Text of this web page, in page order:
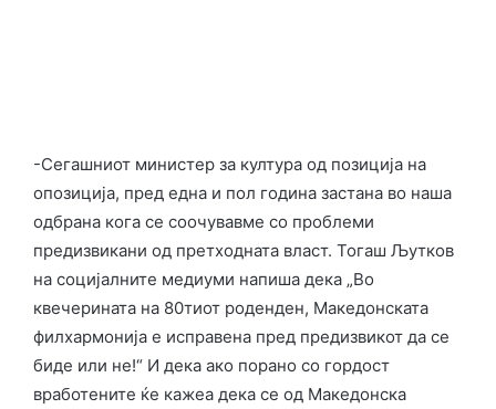
-Сегашниот министер за култура од позиција на
опозиција, пред една и пол година застана во наша
одбрана кога се соочувавме со проблеми
предизвикани од претходната власт. Тогаш Љутков
на социјалните медиуми напиша дека „Во
квечерината на 80тиот роденден, Македонската
филхармонија е исправена пред предизвикот да се
биде или не!“ И дека ако порано со гордост
вработените ќе кажеа дека се од Македонска